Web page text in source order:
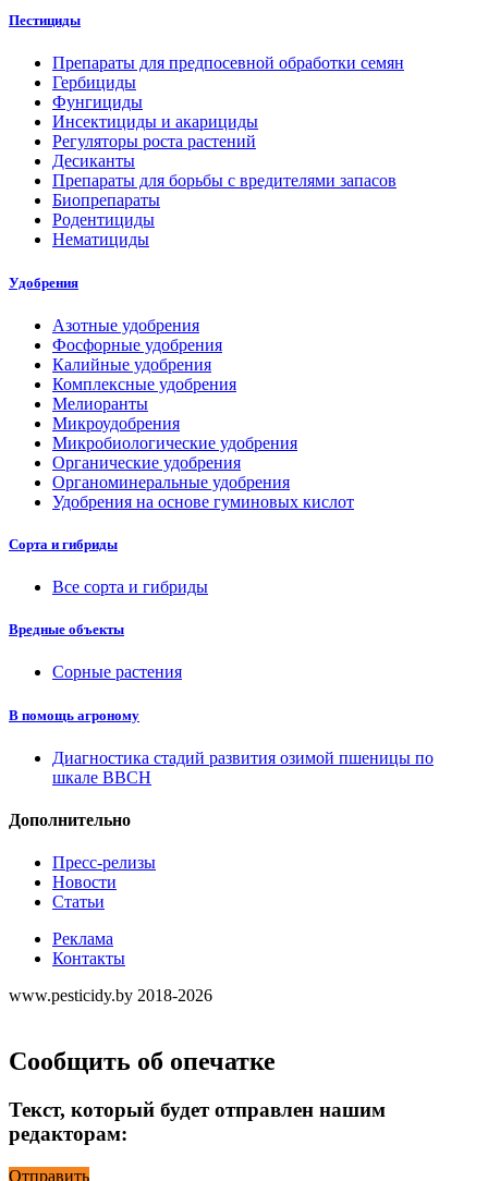
Пестициды
Препараты для предпосевной обработки семян
Гербициды
Фунгициды
Инсектициды и акарициды
Регуляторы роста растений
Десиканты
Препараты для борьбы с вредителями запасов
Биопрепараты
Родентициды
Нематициды
Удобрения
Азотные удобрения
Фосфорные удобрения
Калийные удобрения
Комплексные удобрения
Мелиоранты
Микроудобрения
Микробиологические удобрения
Органические удобрения
Органоминеральные удобрения
Удобрения на основе гуминовых кислот
Сорта и гибриды
Все сорта и гибриды
Вредные объекты
Сорные растения
В помощь агроному
Диагностика стадий развития озимой пшеницы по
шкале ВВСН
Дополнительно
Пресс-релизы
Новости
Статьи
Реклама
Контакты
www.pesticidy.by 2018-2026
Сообщить об опечатке
Текст, который будет отправлен нашим
редакторам:
Отправить